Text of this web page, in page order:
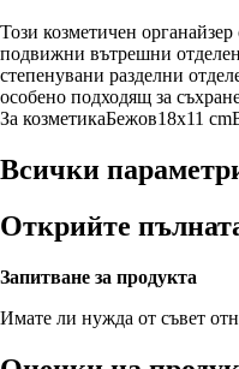
Този козметичен
подвижни вътрешни
степенувани разделни
особено подходящ за
За козметикаБежов18x11 cm
Всички
Открийте
Запитване за продукта
Имате ли нужда от съвет